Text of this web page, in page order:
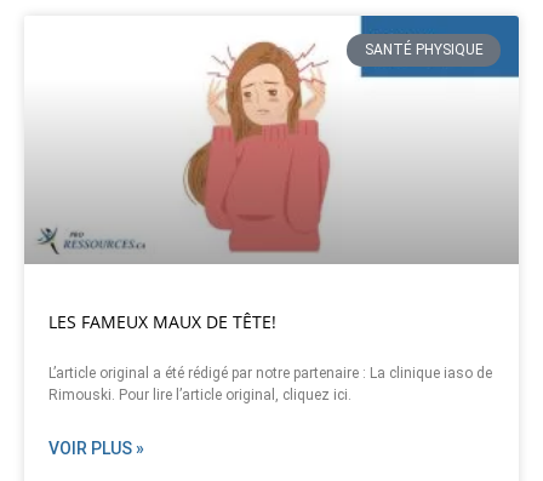
SANTÉ PHYSIQUE
LES FAMEUX MAUX DE TÊTE!
L’article original a été rédigé par notre partenaire : La clinique iaso de
Rimouski. Pour lire l’article original, cliquez ici.
VOIR PLUS »